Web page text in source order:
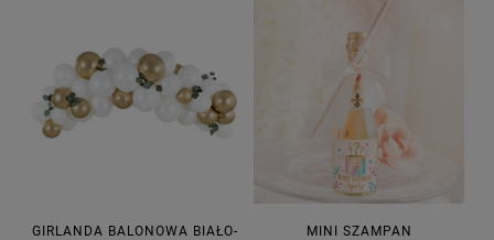
GIRLANDA BALONOWA BIAŁO-
MINI SZAMPAN